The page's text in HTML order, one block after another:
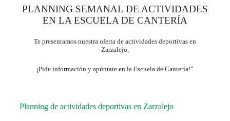
PLANNING SEMANAL DE ACTIVIDADES
EN LA ESCUELA DE CANTERÍA
Te presentamos nuestra oferta de actividades deportivas en
Zarzalejo,
¡Pide información y apúntate en la Escuela de Cantería!”
Planning de actividades deportivas en Zarzalejo